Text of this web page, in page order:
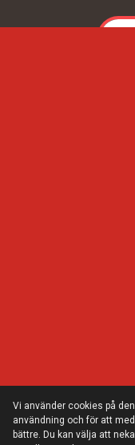
Vi använder cookies på
användning och för att
bättre. Du kan välja att